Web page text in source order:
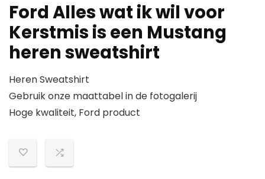
Ford Alles wat ik wil voor
Kerstmis is een Mustang
heren sweatshirt
Heren Sweatshirt
Gebruik onze maattabel in de fotogalerij
Hoge kwaliteit, Ford product